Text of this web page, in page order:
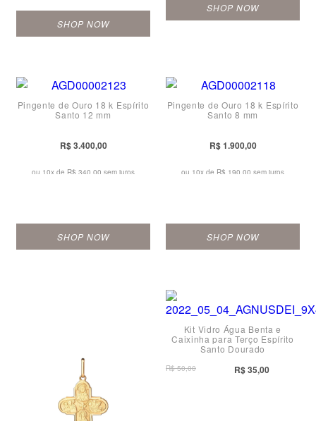
SHOP NOW
SHOP NOW
Pingente de Ouro 18 k Espírito
Santo 12 mm
R$ 3.400,00
ou 10x de R$ 340,00 sem juros
SHOP NOW
Pingente de Ouro 18 k Espírito
Santo 8 mm
R$ 1.900,00
ou 10x de R$ 190,00 sem juros
SHOP NOW
Kit Vidro Água Benta e
Caixinha para Terço Espírito
Santo Dourado
R$ 50,00 R$ 35,00